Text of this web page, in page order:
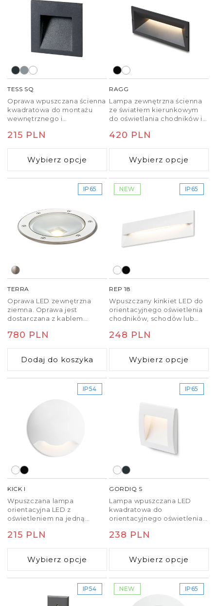
TESS SQ
Oprawa wpuszczana ścienna
kwadratowa do montażu
wewnętrznego i
świecenia w dół. Lampa
montażowa w zestawie.
Cena
regularna
215 PLN
Wybierz opcje
RAGG
Lampa zewnętrzna ścienna
ze światłem kierunkowym
do oświetlania chodników i
Cena
regularna
420 PLN
Wybierz opcje
IP65
TERRA
Oprawa LED zewnętrzna
ziemna. Oprawa jest
dostarczana z kablem
jednego metra.
Cena
regularna
780 PLN
Dodaj do koszyka
NEW IP65
REP 18
Wpuszczany kinkiet LED do
orientacyjnego oświetlenia
chodników, schodów lub
użytku na zewnątrz i
Cena
regularna
248 PLN
Wybierz opcje
IP54
KICK I
Wpuszczana lampa
orientacyjna LED z
oświetleniem na jedną
montażu na ścianie.
Cena
regularna
215 PLN
Wybierz opcje
IP65
GORDIQ S
Lampa wpuszczana LED
kwadratowa do
orientacyjnego oświetlenia
tarasów.
Cena
regularna
238 PLN
Wybierz opcje
IP54 NEW IP65